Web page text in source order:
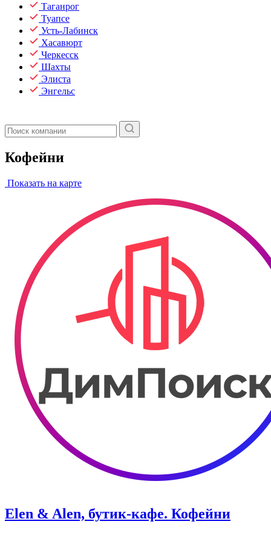
Таганрог
Туапсе
Усть-Лабинск
Хасавюрт
Черкесск
Шахты
Элиста
Энгельс
Кофейни
Показать на карте
Elen & Alen, бутик-кафе. Кофейни